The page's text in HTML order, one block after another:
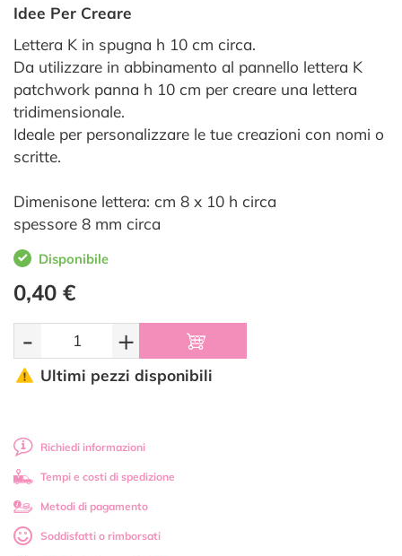
Idee Per Creare
Lettera K in spugna h 10 cm circa.
Da utilizzare in abbinamento al pannello lettera K
patchwork panna h 10 cm per creare una lettera
tridimensionale.
Ideale per personalizzare le tue creazioni con nomi o
scritte.
Dimenisone lettera: cm 8 x 10 h circa
spessore 8 mm circa
Disponibile
0,40 €
- +
Ultimi pezzi disponibili
Richiedi informazioni
Tempi e costi di spedizione
Metodi di pagamento
Soddisfatti o rimborsati